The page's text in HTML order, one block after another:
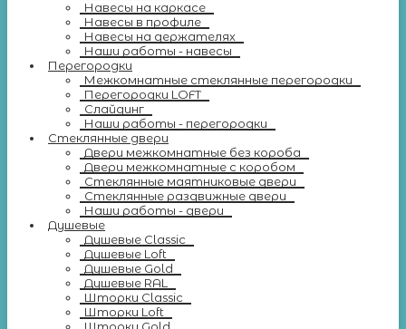
Навесы на каркасе
Навесы в профиле
Навесы на держателях
Наши работы - навесы
Перегородки
Межкомнатные стеклянные перегородки
Перегородки LOFT
Слайдинг
Наши работы - перегородки
Стеклянные двери
Двери межкомнатные без короба
Двери межкомнатные с коробом
Стеклянные маятниковые двери
Стеклянные раздвижные двери
Наши работы - двери
Душевые
Душевые Classic
Душевые Loft
Душевые Gold
Душевые RAL
Шторки Classic
Шторки Loft